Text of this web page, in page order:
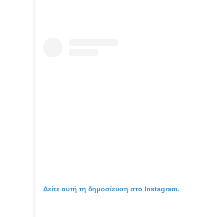
Δείτε αυτή τη δημοσίευση στο Instagram.